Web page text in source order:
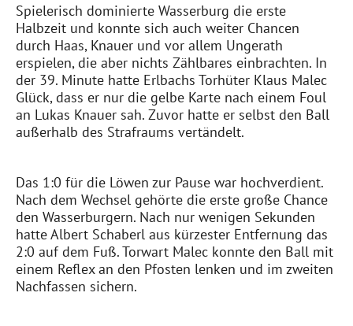
Spielerisch dominierte Wasserburg die erste
Halbzeit und konnte sich auch weiter Chancen
durch Haas, Knauer und vor allem Ungerath
erspielen, die aber nichts Zählbares einbrachten. In
der 39. Minute hatte Erlbachs Torhüter Klaus Malec
Glück, dass er nur die gelbe Karte nach einem Foul
an Lukas Knauer sah. Zuvor hatte er selbst den Ball
außerhalb des Strafraums vertändelt.
Das 1:0 für die Löwen zur Pause war hochverdient.
Nach dem Wechsel gehörte die erste große Chance
den Wasserburgern. Nach nur wenigen Sekunden
hatte Albert Schaberl aus kürzester Entfernung das
2:0 auf dem Fuß. Torwart Malec konnte den Ball mit
einem Reflex an den Pfosten lenken und im zweiten
Nachfassen sichern.